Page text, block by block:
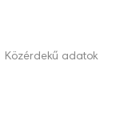
Közérdekű adatok